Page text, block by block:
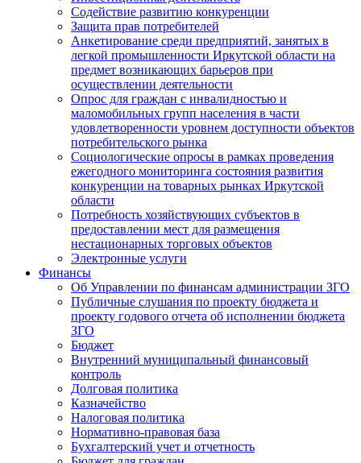
Содействие развитию конкуренции
Защита прав потребителей
Анкетирование среди предприятий, занятых в
легкой промышленности Иркутской области на
предмет возникающих барьеров при
осуществлении деятельности
Опрос для граждан с инвалидностью и
маломобильных групп населения в части
удовлетворенности уровнем доступности объектов
потребительского рынка
Социологические опросы в рамках проведения
ежегодного мониторинга состояния развития
конкуренции на товарных рынках Иркутской
области
Потребность хозяйствующих субъектов в
предоставлении мест для размещения
нестационарных торговых объектов
Электронные услуги
Финансы
Об Управлении по финансам администрации ЗГО
Публичные слушания по проекту бюджета и
проекту годового отчета об исполнении бюджета
ЗГО
Бюджет
Внутренний муниципальный финансовый
контроль
Долговая политика
Казначейство
Налоговая политика
Нормативно-правовая база
Бухгалтерский учет и отчетность